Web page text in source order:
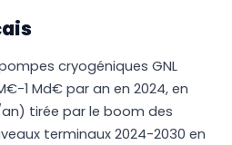
cryogéniques GNL
1 Md€ par an en 2024, en
tirée par le boom des
terminaux 2024-2030 en